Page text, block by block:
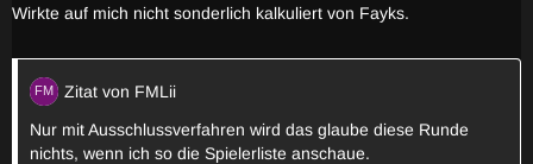
Wirkte auf mich nicht sonderlich kalkuliert von Fayks.
Zitat von FMLii
Nur mit Ausschlussverfahren wird das glaube diese Runde
nichts, wenn ich so die Spielerliste anschaue.